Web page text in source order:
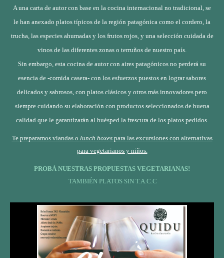
A una carta de autor con base en la cocina internacional no tradicional, se
le han anexado platos típicos de la región patagónica como el cordero, la
trucha, las especies ahumadas y los frutos rojos, y una selección cuidada de
vinos de las diferentes zonas o terruños de nuestro país.
Sin embargo, esta cocina de autor con aires patagónicos no perderá su
esencia de -comida casera- con los esfuerzos puestos en lograr sabores
delicados y sabrosos, con platos clásicos y otros más innovadores pero
siempre cuidando su elaboración con productos seleccionados de buena
calidad que le garantizarán al huésped la frescura de los platos pedidos.
Te preparamos viandas o lunch boxespara las excursiones con alternativas
para vegetarianos y niños.
PROBÁ NUESTRAS PROPUESTAS VEGETARIANAS!
TAMBIÉN PLATOS SIN T.A.C.C